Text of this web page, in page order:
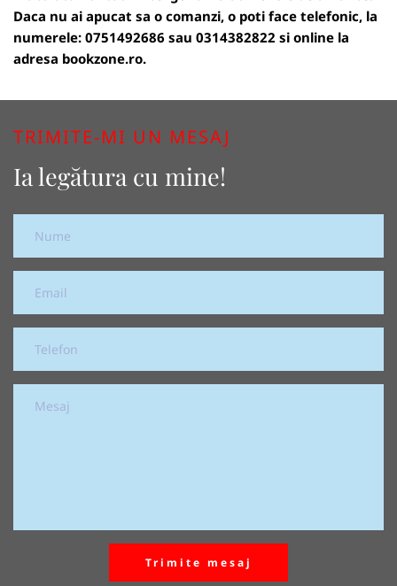
Daca nu ai apucat sa o comanzi, o poti face telefonic, la
numerele: 0751492686 sau 0314382822 si online la
adresa bookzone.ro.
TRIMITE-MI UN MESAJ
Ia legătura cu mine!
Trimite mesaj